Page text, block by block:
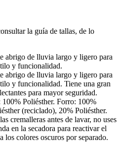
la guía de tallas, de lo
abrigo de lluvia largo y ligero para
y funcionalidad.
abrigo de lluvia largo y ligero para
y funcionalidad. Tiene una gran
para mayor seguridad.
Poliésther. Forro: 100%
(reciclado), 20% Poliésther.
cremalleras antes de lavar, no uses
en la secadora para reactivar el
los colores oscuros por separado.